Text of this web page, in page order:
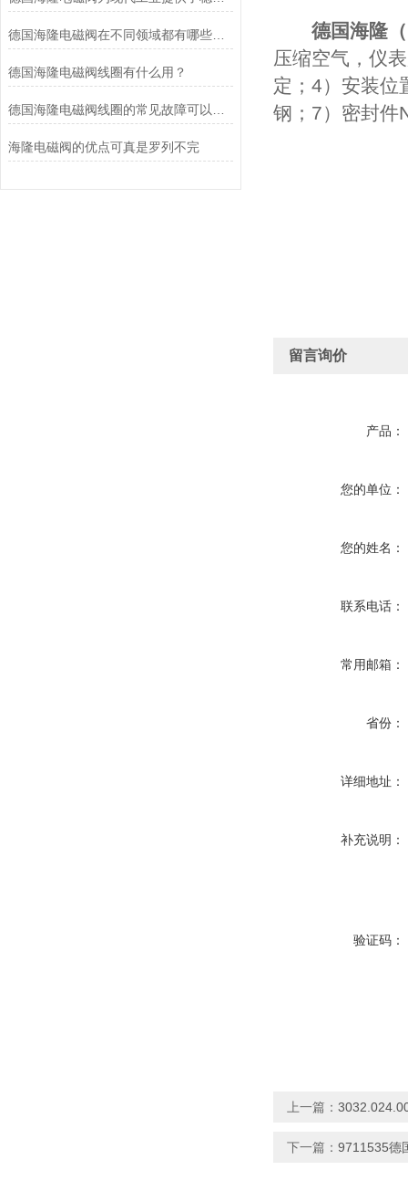
德国海隆电磁阀在不同领域都有哪些应用？
德国海隆电磁阀线圈有什么用？
海隆电磁阀的优点可真是罗列不完
德国海隆
压缩空气，仪
定；4）安装位
钢；7）密封件
留言询价
产品：
您的单位：
您的姓名：
联系电话：
常用邮箱：
省份：
详细地址：
补充说明：
验证码：
上一篇：
下一篇： 9711535德